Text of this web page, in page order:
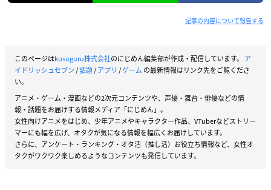
記事の内容について報告する
このページはkusuguru株式会社のにじめん編集部が作成・配信しています。 ア
イドリッシュセブン/話題/アプリ /ゲーム の最新情報はリンク先をご覧くださ
い。
アニメ・ゲーム・漫画などの2次元コンテンツや、声優・舞台・俳優などの情
報・話題をお届けする情報メディア「にじめん」。
女性向けアニメをはじめ、少年アニメやキャラクター作品、VTuberなどストリー
マーにも幅を広げ、オタクが気になる情報を幅広くお届けしています。
さらに、アンケート・ランキング・オタ活（推し活）お役立ち情報など、女性オ
タクがワクワク楽しめるようなコンテンツも発信しています。